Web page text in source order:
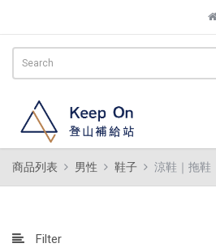
商品列表 男性 鞋子 涼鞋｜拖鞋
Filter